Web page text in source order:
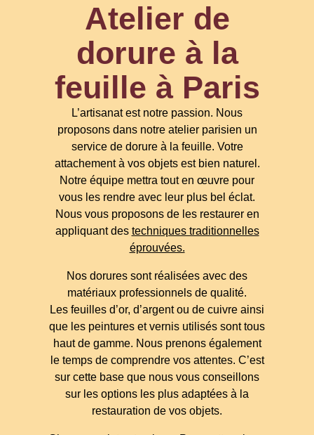
Atelier de
dorure à la
feuille à Paris
L’artisanat est notre passion. Nous
proposons dans notre atelier parisien un
service de dorure à la feuille. Votre
attachement à vos objets est bien naturel.
Notre équipe mettra tout en œuvre pour
vous les rendre avec leur plus bel éclat.
Nous vous proposons de les restaurer en
appliquant des techniques traditionnelles
éprouvées.
Nos dorures sont réalisées avec des
matériaux professionnels de qualité.
Les feuilles d’or, d’argent ou de cuivre ainsi
que les peintures et vernis utilisés sont tous
haut de gamme. Nous prenons également
le temps de comprendre vos attentes. C’est
sur cette base que nous vous conseillons
sur les options les plus adaptées à la
restauration de vos objets.